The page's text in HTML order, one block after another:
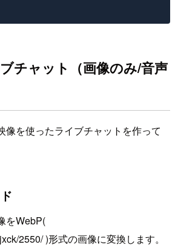
チャット（画像のみ/音声
像を使ったライブチャットを作って
をWebP(
2550/ )形式の画像に変換します。